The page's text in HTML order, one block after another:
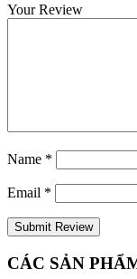
Your Review
Name *
Email *
CÁC SẢN